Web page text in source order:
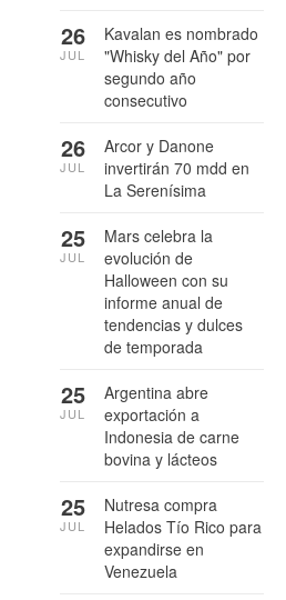
Kavalan es nombrado
"Whisky del Año" por
segundo año
consecutivo
26
JUL
Arcor y Danone
invertirán 70 mdd en
La Serenísima
26
JUL
Mars celebra la
evolución de
Halloween con su
informe anual de
tendencias y dulces
de temporada
25
JUL
Argentina abre
exportación a
Indonesia de carne
bovina y lácteos
25
JUL
Nutresa compra
Helados Tío Rico para
expandirse en
Venezuela
25
JUL